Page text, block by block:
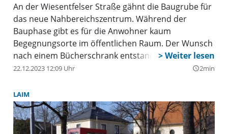
An der Wiesentfelser Straße gähnt die Baugrube für
das neue Nahbereichszentrum. Während der
Bauphase gibt es für die Anwohner kaum
Begegnungsorte im öffentlichen Raum. Der Wunsch
nach einem Bücherschrank entstand aus diversen
kreativen Veranstaltungen im Jahr 2023. Der
Biografien zusammenbringen, als Bücher-
Austauschpunkt dienen und damit ein Symbol für
Kreativität, Gemeinschaft und
generationsübergreifende Verbindungen sein –
22.12.2023 12:09 Uhr query_builder2min
LAIM